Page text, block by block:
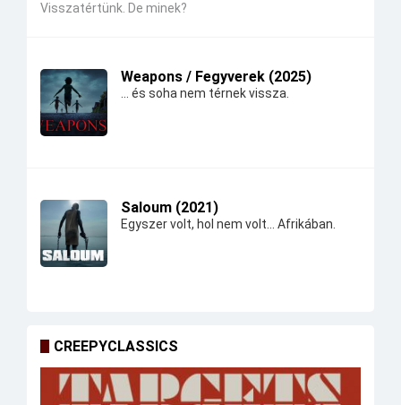
Visszatértünk. De minek?
Weapons / Fegyverek (2025)
... és soha nem térnek vissza.
Saloum (2021)
Egyszer volt, hol nem volt... Afrikában.
CREEPYCLASSICS